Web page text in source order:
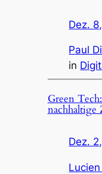
Dez.
Paul
in
Green
nachhaltige
Dez.
Lucien